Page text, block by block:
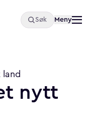
Søk Åpne
Meny
land
nytt